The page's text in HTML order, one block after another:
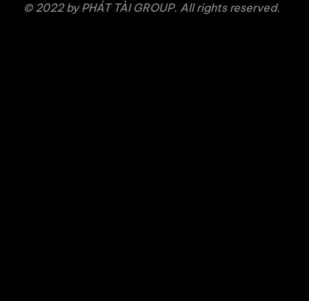
© 2022 by PHÁT TÀI GROUP. All rights reserved.